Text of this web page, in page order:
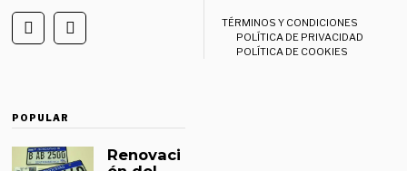
TÉRMINOS Y CONDICIONES
POLÍTICA DE PRIVACIDAD
POLÍTICA DE COOKIES
POPULAR
Renovaci